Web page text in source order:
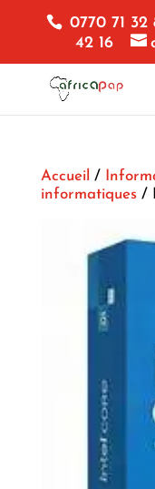
0770 71
42 16
Accueil /
informatiques/